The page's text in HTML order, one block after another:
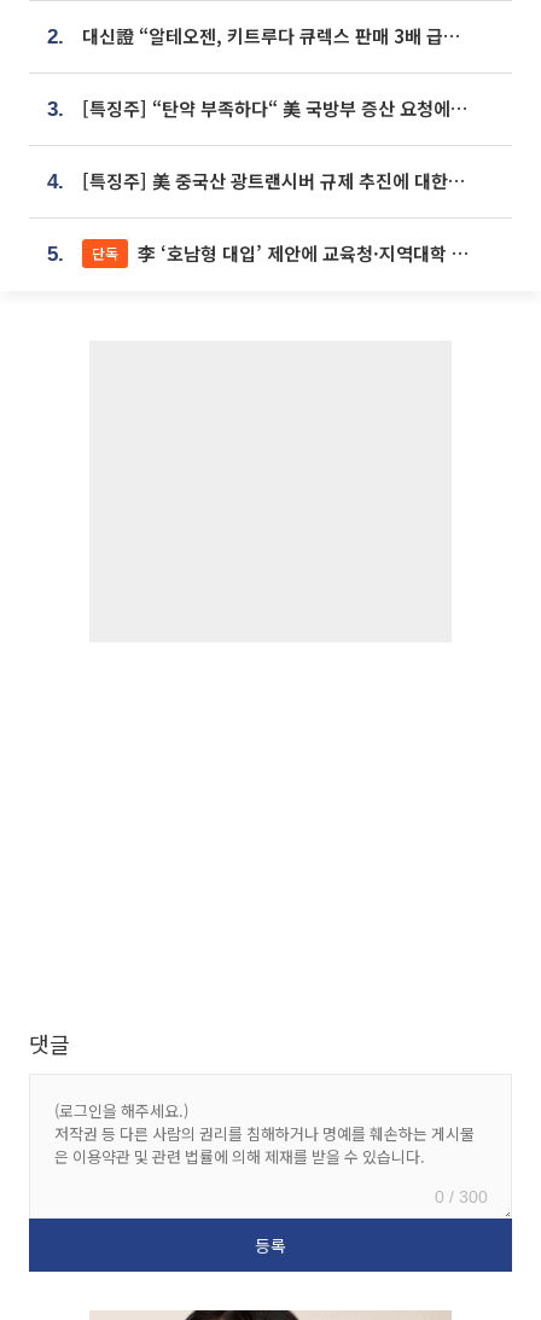
2. 대신證 “알테오젠, 키트루다 큐렉스 판매 3배 급증…목표가 41만원 상향”
3. [특징주] “탄약 부족하다“ 美 국방부 증산 요청에⋯국내 방산주 급등세
4. [특징주] 美 중국산 광트랜시버 규제 추진에 대한광통신 등 광통신株 강세
5. 단독 李 ‘호남형 대입’ 제안에 교육청·지역대학 서·논술형 입시 연계 '착수'
댓글
0 / 300